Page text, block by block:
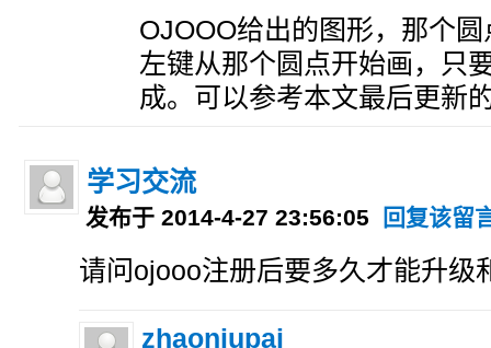
OJOOO给出的图形，那个
左键从那个圆点开始画，只
成。可以参考本文最后更新
学习交流
发布于 2014-4-27 23:56:05 回复该留
请问ojooo注册后要多久才能升级
zhaoniupai